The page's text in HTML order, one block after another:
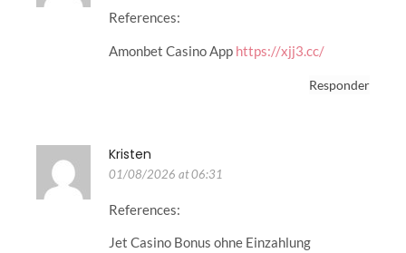
References:
Amonbet Casino App https://xjj3.cc/
Responder
Kristen
01/08/2026 at 06:31
References:
Jet Casino Bonus ohne Einzahlung